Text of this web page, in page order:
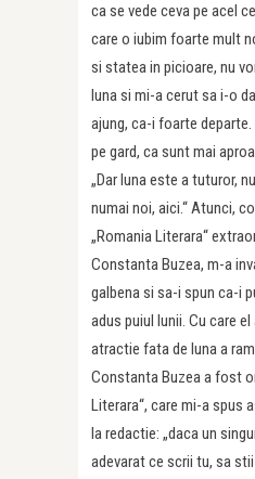
ca se vede ceva pe acel
care o iubim foarte mult
si statea in picioare, nu
luna si mi-a cerut sa i-o
ajung, ca-i foarte
pe gard, ca sunt mai
„Dar luna este a tuturor,
numai noi, aici.“ Atunci,
„Romania Literara“
Constanta Buzea, m-a
galbena si sa-i spun ca-i
adus puiul lunii. Cu care
atractie fata de luna a
Constanta Buzea a fost
Literara“, care mi-a spus
la redactie: „daca un
adevarat ce scrii tu, sa